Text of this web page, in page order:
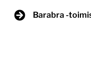
Barabra -